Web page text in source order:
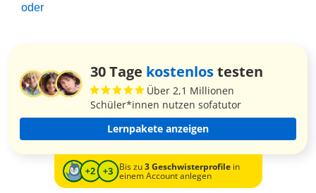
oder
30 Tage kostenlostesten
Über 2,1 Millionen
Schüler*innen nutzen sofatutor
Lernpakete anzeigen
Bis zu3 Geschwisterprofilein
einem Account anlegen